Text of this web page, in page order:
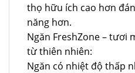
thọ hữu ích cao hơn
năng hơn.
Ngăn FreshZone – tươi
từ thiên nhiên:
Ngăn có nhiệt độ thấp